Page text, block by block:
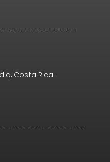
Costa Rica.